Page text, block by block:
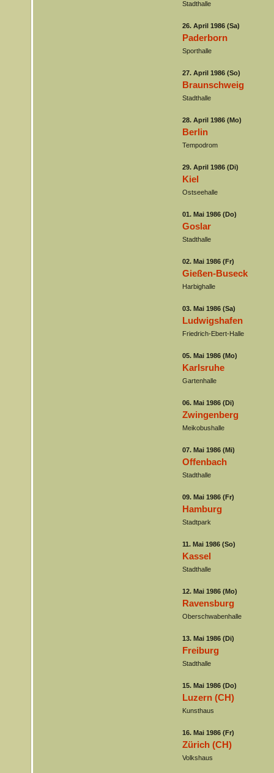
Stadthalle
26. April 1986 (Sa)
Paderborn
Sporthalle
27. April 1986 (So)
Braunschweig
Stadthalle
28. April 1986 (Mo)
Berlin
Tempodrom
29. April 1986 (Di)
Kiel
Ostseehalle
01. Mai 1986 (Do)
Goslar
Stadthalle
02. Mai 1986 (Fr)
Gießen-Buseck
Harbighalle
03. Mai 1986 (Sa)
Ludwigshafen
Friedrich-Ebert-Halle
05. Mai 1986 (Mo)
Karlsruhe
Gartenhalle
06. Mai 1986 (Di)
Zwingenberg
Meikobushalle
07. Mai 1986 (Mi)
Offenbach
Stadthalle
09. Mai 1986 (Fr)
Hamburg
Stadtpark
11. Mai 1986 (So)
Kassel
Stadthalle
12. Mai 1986 (Mo)
Ravensburg
Oberschwabenhalle
13. Mai 1986 (Di)
Freiburg
Stadthalle
15. Mai 1986 (Do)
Luzern (CH)
Kunsthaus
16. Mai 1986 (Fr)
Zürich (CH)
Volkshaus